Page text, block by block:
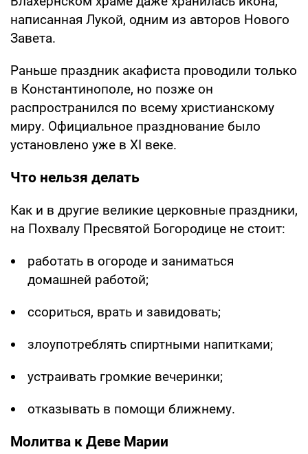
написанная Лукой, одним из авторов Нового
Завета.
Раньше праздник акафиста проводили только
в Константинополе, но позже он
распространился по всему христианскому
миру. Официальное празднование было
установлено уже в XI веке.
Что нельзя делать
Как и в другие великие церковные праздники,
на Похвалу Пресвятой Богородице не стоит:
работать в огороде и заниматься
домашней работой;
ссориться, врать и завидовать;
злоупотреблять спиртными напитками;
устраивать громкие вечеринки;
отказывать в помощи ближнему.
Молитва к Деве Марии